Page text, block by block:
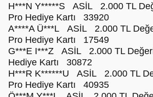
H***N Y*****S ASİL 2.000 TL
Pro Hediye Kartı 33920
A****A Ü***L ASİL 2.000 TL
Pro Hediye Kartı 17549
G***E I***Z ASİL 2.000 TL
Hediye Kartı 30872
H***R K******U ASİL 2.000 TL
Pro Hediye Kartı 40935